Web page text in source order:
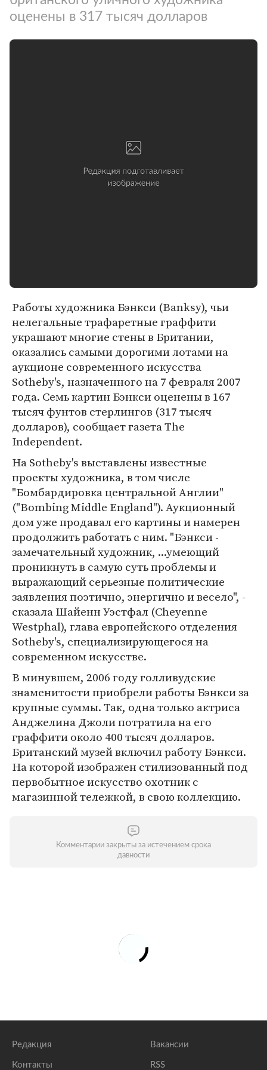
оценены в 317 тысяч долларов
Работы художника Бэнкси (Banksy), чьи
нелегальные трафаретные граффити
украшают многие стены в Британии,
оказались самыми дорогими лотами на
аукционе современного искусства
Sotheby's, назначенного на 7 февраля 2007
года. Семь картин Бэнкси оценены в 167
тысяч фунтов стерлингов (317 тысяч
долларов), сообщает газета The
Independent.
На Sotheby's выставлены известные
проекты художника, в том числе
"Бомбардировка центральной Англии"
("Bombing Middle England"). Аукционный
дом уже продавал его картины и намерен
продолжить работать с ним. "Бэнкси -
замечательный художник, ...умеющий
проникнуть в самую суть проблемы и
выражающий серьезные политические
заявления поэтично, энергично и весело", -
сказала Шайенн Уэстфал (Cheyenne
Westphal), глава европейского отделения
Sotheby's, специализирующегося на
современном искусстве.
В минувшем, 2006 году голливудские
знаменитости приобрели работы Бэнкси за
крупные суммы. Так, одна только актриса
Анджелина Джоли потратила на его
граффити около 400 тысяч долларов.
Британский музей включил работу Бэнкси.
На которой изображен стилизованный под
первобытное искусство охотник с
магазинной тележкой, в свою коллекцию.
Комментарии закрыты за истечением срока
давности
Редакция
Контакты
Вакансии
RSS